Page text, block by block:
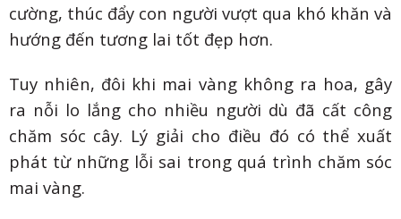
cường, thúc đẩy con người vượt qua khó khăn và
hướng đến tương lai tốt đẹp hơn.
Tuy nhiên, đôi khi mai vàng không ra hoa, gây
ra nỗi lo lắng cho nhiều người dù đã cất công
chăm sóc cây. Lý giải cho điều đó có thể xuất
phát từ những lỗi sai trong quá trình chăm sóc
mai vàng.